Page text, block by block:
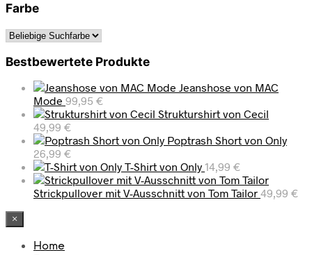
Farbe
Bestbewertete Produkte
Jeanshose von MAC
Mode 99,95 €
Strukturshirt von Cecil
49,99 €
Poptrash Short von Only
26,99 €
T-Shirt von Only 14,99 €
Strickpullover mit V-Ausschnitt von Tom Tailor 49,99 €
×
Home